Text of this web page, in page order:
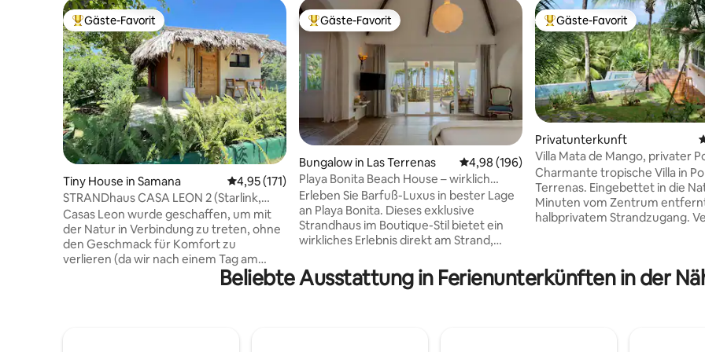
Beliebter Gäste-Favorit.
Gäste-Favorit
Tiny House in Samana Durchschnittliche Bewertung: 4,95 von 5, 171 Bewertungen
4,95 (171)
STRANDhaus CASA LEON 2 (Starlink,
Klimaanlage) MEER
Casas Leon wurde geschaffen, um mit
der Natur in Verbindung zu treten, ohne
den Geschmack für Komfort zu
verlieren (da wir nach einem Tag am
Strand über heißes Wasser und
Klimaanlage verfügen, haben wir eine
Beliebter Gäste-Favorit.
Gäste-Favorit
Bungalow in Las Terrenas Durchschnittliche Bewertung: 4,98 von 5,
4,98 (196)
Playa Bonita Beach House – wirklich
direkt am Meer!
Erleben Sie Barfuß-Luxus in bester Lage
an Playa Bonita. Dieses exklusive
Strandhaus im Boutique-Stil bietet ein
wirkliches Erlebnis direkt am Strand,
oder eine Familie (max. 4), kombiniert es
modernen Komfort mit Nachhaltigkeit:
Beliebter Gäste-Favorit.
Gäste-Favorit
Privatunterkunft
Villa Mata de Mango, privater
Terrenas
Charmante tropische Villa in
Terrenas. Eingebettet in die
Minuten vom Zentrum
halbprivatem Strandzugang.
geräumiges Wohnzimmer.
Beliebte Ausstattung in Ferienunterkünften in der